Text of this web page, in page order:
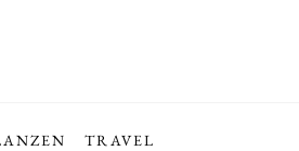
TRAVEL